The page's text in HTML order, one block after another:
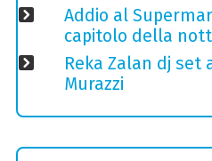
Addio al
capitolo della
Reka Zalan dj set
Murazzi